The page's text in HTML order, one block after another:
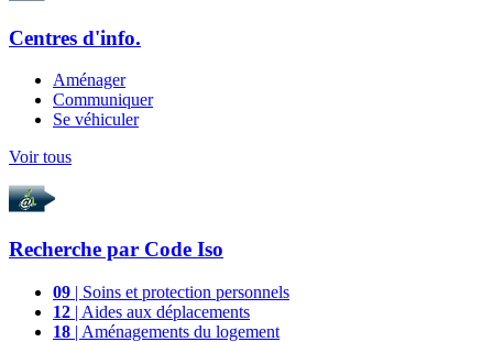
Centres d'info.
Aménager
Communiquer
Se véhiculer
Voir tous
Recherche par Code Iso
09 | Soins et protection personnels
12 | Aides aux déplacements
18 | Aménagements du logement